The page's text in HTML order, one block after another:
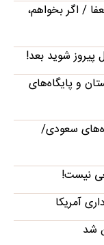
/ اگر بخواهم،
پیروز شوید بعد!
و پایگاه‌های
سعودی/
نیست!
آمریکا
شد